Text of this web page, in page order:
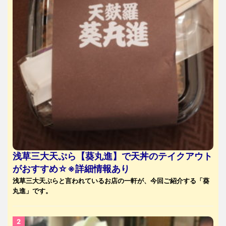
浅草三大天ぷら【葵丸進】で天丼のテイクアウト
がおすすめ☆※詳細情報あり
浅草三大天ぷらと言われているお店の一軒が、今回ご紹介する「葵
丸進」です。